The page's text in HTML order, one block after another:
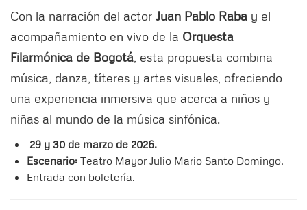
Con la narración del actor Juan Pablo Raba y el
acompañamiento en vivo de la Orquesta
Filarmónica de Bogotá , esta propuesta combina
música, danza, títeres y artes visuales, ofreciendo
una experiencia inmersiva que acerca a niños y
niñas al mundo de la música sinfónica.
29 y 30 de marzo de 2026.
Escenario: Teatro Mayor Julio Mario Santo Domingo.
Entrada con boletería.